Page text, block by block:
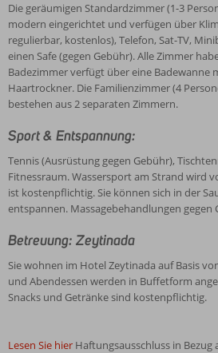
Die geräumigen Standardzimmer (1-3
modern eingerichtet und verfügen über
regulierbar, kostenlos), Telefon, Sat-TV,
einen Safe (gegen Gebühr). Alle Zimmer
Badezimmer verfügt über eine Badewanne
Haartrockner. Die Familienzimmer (4
bestehen aus 2 separaten Zimmern.
Sport & Entspannung:
Tennis (Ausrüstung gegen Gebühr),
Fitnessraum. Wassersport am Strand wird
ist kostenpflichtig. Sie können sich in der
entspannen. Massagebehandlungen gegen
Betreuung: Zeytinada
Sie wohnen im Hotel Zeytinada auf Basis
und Abendessen werden in Buffetform
Snacks und Getränke sind kostenpflichtig.
Lesen Sie hier Haftungsausschluss in